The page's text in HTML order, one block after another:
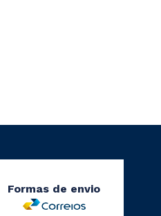
Formas de envio